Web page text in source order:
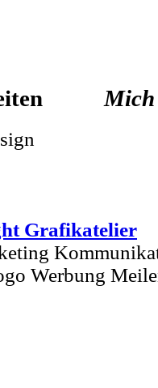
Mich
Grafikatelier
Werbung